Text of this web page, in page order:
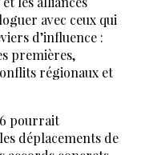
avec ceux qui
d’influence :
premières,
régionaux et
pourrait
déplacements de